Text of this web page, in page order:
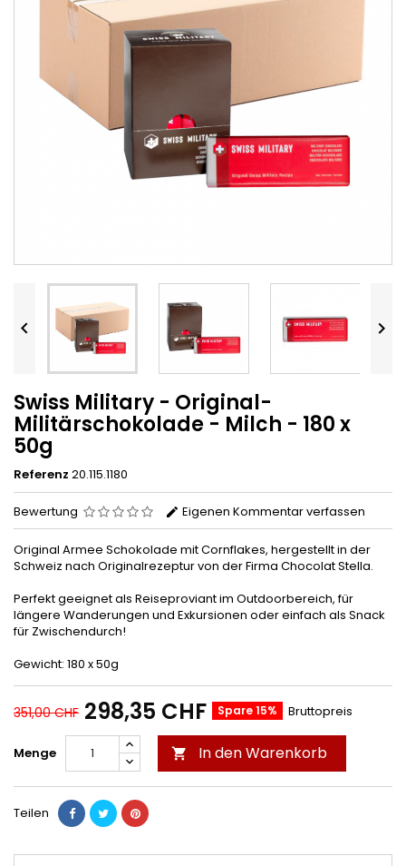
 
Swiss Military - Original-
Militärschokolade - Milch - 180 x
50g
Referenz 20.115.1180
Bewertung Eigenen Kommentar verfassen
Original Armee Schokolade mit Cornflakes, hergestellt in der
Schweiz nach Originalrezeptur von der Firma Chocolat Stella.
Perfekt geeignet als Reiseproviant im Outdoorbereich, für
längere Wanderungen und Exkursionen oder einfach als Snack
für Zwischendurch!
Gewicht: 180 x 50g
351,00 CHF 298,35 CHF Spare 15% Bruttopreis
Menge  In den Warenkorb
Teilen